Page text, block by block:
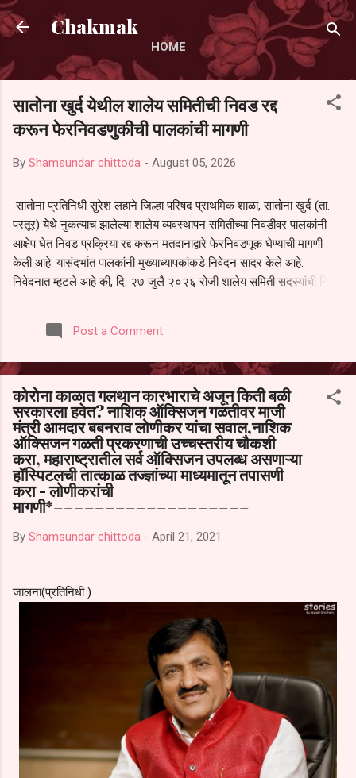
Skip to main content
Chakmak
HOME
सातोना खुर्द येथील शालेय समितीची निवड रद्द
करून फेरनिवडणुकीची पालकांची मागणी
By Shamsundar chittoda - August 05, 2026
सातोना प्रतिनिधी सुरेश लहाने जिल्हा परिषद प्राथमिक शाळा, सातोना खुर्द (ता.
परतूर) येथे नुकत्याच झालेल्या शालेय व्यवस्थापन समितीच्या निवडीवर पालकांनी
आक्षेप घेत निवड प्रक्रिया रद्द करून मतदानाद्वारे फेरनिवडणूक घेण्याची मागणी
केली आहे. यासंदर्भात पालकांनी मुख्याध्यापकांकडे निवेदन सादर केले आहे.
निवेदनात म्हटले आहे की, दि. २७ जुलै २०२६ रोजी शालेय समिती सदस्यांची निवड
पालकांना देण्यात आली नसल्याने मोठ्या संख्येने पालक बैठकीस उपस्थित राहू शकले
नाहीत. तसेच सर्व पालकांना विश्वासात न घेता निवड प्रक्रिया पूर्ण करण्यात
करण्यात यावी आणि सर्व पालकांच्या उपस्थितीत मतदान पद्धतीने शालेय समितीची
फेरनिवडणूक घेण्यात यावी, अशी मागणी पालकांनी केली आहे. या निवेदनाच्या प्रती
जिल्हा शिक्षण अधिकारी (प्राथमिक), जालना तसेच तालुका शिक्षण अधिकारी,
परतूर यांनाही पाठविण्यात आल्या असून प्रशासन याबाबत काय निर्णय घेते, याकडे
पालकांचे लक्ष लागले आहे. या न...
Post a Comment
कोरोना काळात गलथान कारभाराचे अजून किती बळी
सरकारला हवेत? नाशिक ऑक्सिजन गळतीवर माजी
मंत्री आमदार बबनराव लोणीकर यांचा सवाल,नाशिक
ऑक्सिजन गळती प्रकरणाची उच्चस्तरीय चौकशी
करा, महाराष्ट्रातील सर्व ऑक्सिजन उपलब्ध असणाऱ्या
हॉस्पिटलची तात्काळ तज्ज्ञांच्या माध्यमातून तपासणी
करा - लोणीकरांची
मागणी*===================
By Shamsundar chittoda - April 21, 2021
जालना(प्रतिनिधी )